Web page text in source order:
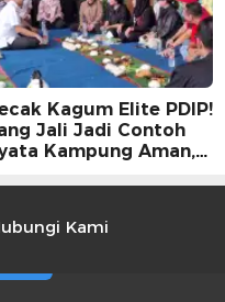
Kagum Elite PDIP!
Jali Jadi Contoh
Kampung Aman,
Kami